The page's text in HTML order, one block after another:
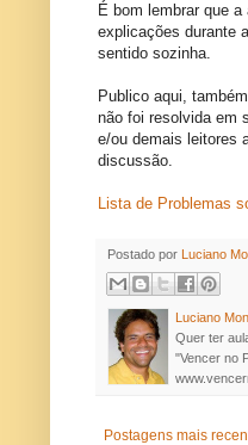
É bom lembrar que
explicações durante
sentido sozinha.
Publico aqui,
não foi resolvida em
e/ou demais leitores
discussão.
Lista de Problemas
Postado por Luciano
Luciano
Quer ter
"Vencer no
Postagens mais